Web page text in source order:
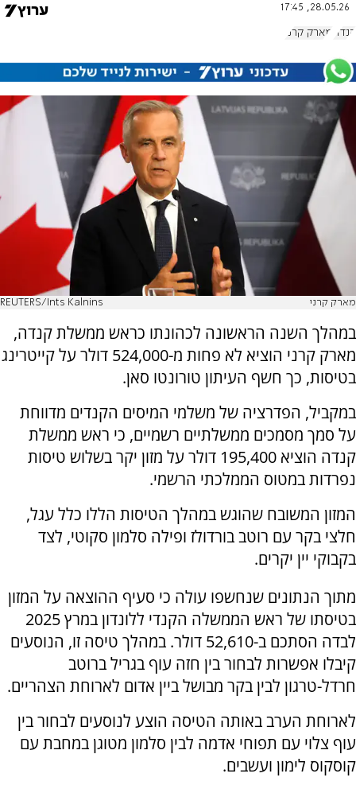
28.05.26, 17:45
קנדה מארק קרני
מארק קרני REUTERS/Ints Kalnins
במהלך השנה הראשונה לכהונתו כראש ממשלת קנדה,
מארק קרני הוציא לא פחות מ-524,000 דולר על קייטרינג
בטיסות, כך חשף העיתון טורונטו סאן.
במקביל, הפדרציה של משלמי המיסים הקנדים מדווחת
על סמך מסמכים ממשלתיים רשמיים, כי ראש ממשלת
קנדה הוציא 195,400 דולר על מזון יקר בשלוש טיסות
נפרדות במטוס הממלכתי הרשמי.
המזון המשובח שהוגש במהלך הטיסות הללו כלל עגל,
חלצי בקר עם רוטב בורדולז ופילה סלמון סקוטי, לצד
בקבוקי יין יקרים.
מתוך הנתונים שנחשפו עולה כי סעיף ההוצאה על המזון
בטיסתו של ראש הממשלה הקנדי ללונדון במרץ 2025
לבדה הסתכם ב-52,610 דולר. במהלך טיסה זו, הנוסעים
קיבלו אפשרות לבחור בין חזה עוף בגריל ברוטב
חרדל-טרגון לבין בקר מבושל ביין אדום לארוחת הצהריים.
לארוחת הערב באותה הטיסה הוצע לנוסעים לבחור בין
עוף צלוי עם תפוחי אדמה לבין סלמון מטוגן במחבת עם
קוסקוס לימון ועשבים.